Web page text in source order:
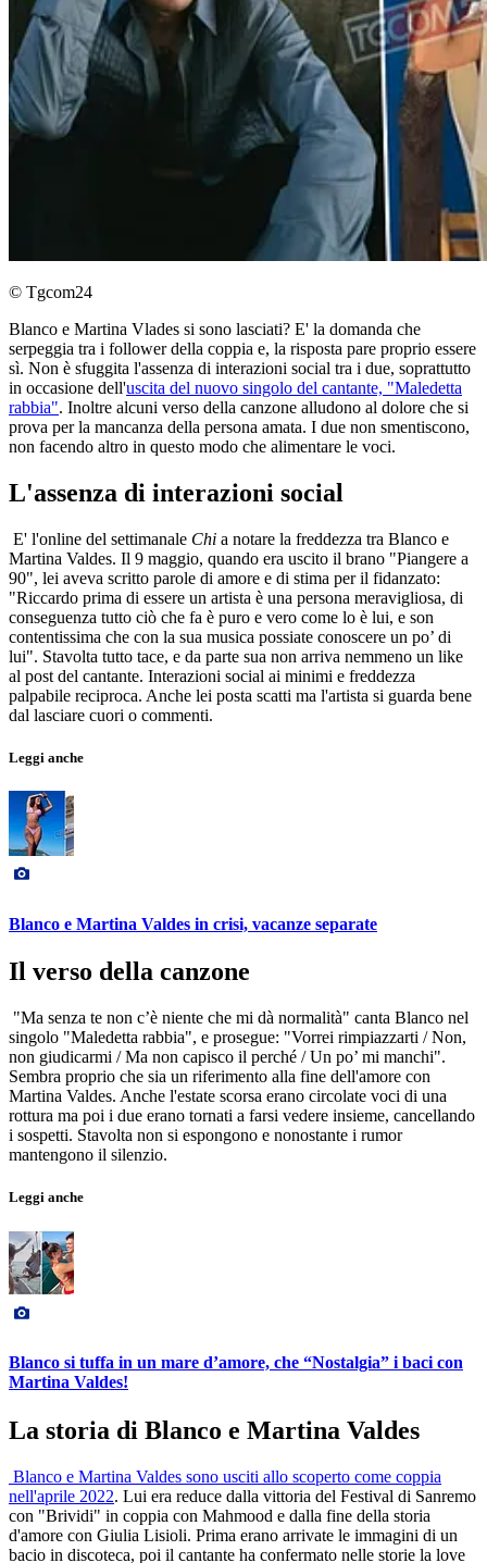
© Tgcom24
Blanco e Martina Vlades si sono lasciati? E' la domanda che
serpeggia tra i follower della coppia e, la risposta pare proprio essere
sì. Non è sfuggita l'assenza di interazioni social tra i due, soprattutto
in occasione dell'uscita del nuovo singolo del cantante, "Maledetta
rabbia". Inoltre alcuni verso della canzone alludono al dolore che si
prova per la mancanza della persona amata. I due non smentiscono,
non facendo altro in questo modo che alimentare le voci.
L'assenza di interazioni social
E' l'online del settimanale Chi a notare la freddezza tra Blanco e
Martina Valdes. Il 9 maggio, quando era uscito il brano "Piangere a
90", lei aveva scritto parole di amore e di stima per il fidanzato:
"Riccardo prima di essere un artista è una persona meravigliosa, di
conseguenza tutto ciò che fa è puro e vero come lo è lui, e son
contentissima che con la sua musica possiate conoscere un po’ di
lui". Stavolta tutto tace, e da parte sua non arriva nemmeno un like
al post del cantante. Interazioni social ai minimi e freddezza
palpabile reciproca. Anche lei posta scatti ma l'artista si guarda bene
dal lasciare cuori o commenti.
Leggi anche
Blanco e Martina Valdes in crisi, vacanze separate
Il verso della canzone
"Ma senza te non c’è niente che mi dà normalità" canta Blanco nel
singolo "Maledetta rabbia", e prosegue: "Vorrei rimpiazzarti / Non,
non giudicarmi / Ma non capisco il perché / Un po’ mi manchi".
Sembra proprio che sia un riferimento alla fine dell'amore con
Martina Valdes. Anche l'estate scorsa erano circolate voci di una
rottura ma poi i due erano tornati a farsi vedere insieme, cancellando
i sospetti. Stavolta non si espongono e nonostante i rumor
mantengono il silenzio.
Leggi anche
Blanco si tuffa in un mare d’amore, che “Nostalgia” i baci con
Martina Valdes!
La storia di Blanco e Martina Valdes
Blanco e Martina Valdes sono usciti allo scoperto come coppia
nell'aprile 2022. Lui era reduce dalla vittoria del Festival di Sanremo
con "Brividi" in coppia con Mahmood e dalla fine della storia
d'amore con Giulia Lisioli. Prima erano arrivate le immagini di un
bacio in discoteca, poi il cantante ha confermato nelle storie la love